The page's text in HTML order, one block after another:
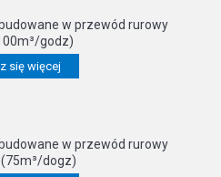
w przewód rurowy
godz)
się więcej
w przewód rurowy
(75m³/dogz)